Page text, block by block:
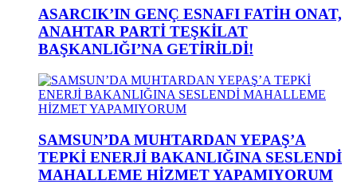
ASARCIK’IN GENÇ ESNAFI FATİH ONAT,
ANAHTAR PARTİ TEŞKİLAT
BAŞKANLIĞI’NA GETİRİLDİ!
SAMSUN’DA MUHTARDAN YEPAŞ’A
TEPKİ ENERJİ BAKANLIĞINA SESLENDİ
MAHALLEME HİZMET YAPAMIYORUM